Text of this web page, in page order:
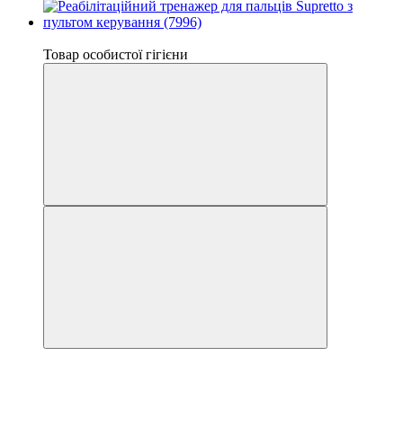
Товар особистої гігієни